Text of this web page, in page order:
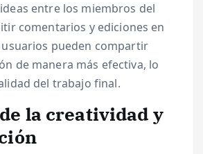
entre los miembros del
comentarios y ediciones en
pueden compartir
de manera más efectiva, lo
del trabajo final.
la creatividad y